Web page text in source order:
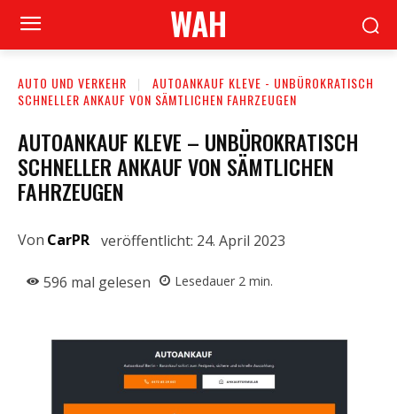
WAH
AUTO UND VERKEHR
AUTOANKAUF KLEVE - UNBÜROKRATISCH
SCHNELLER ANKAUF VON SÄMTLICHEN FAHRZEUGEN
AUTOANKAUF KLEVE – UNBÜROKRATISCH
SCHNELLER ANKAUF VON SÄMTLICHEN
FAHRZEUGEN
Von CarPR veröffentlicht: 24. April 2023
596 mal gelesen Lesedauer 2 min.